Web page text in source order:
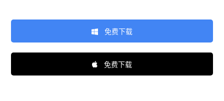
免费下载
免费下载